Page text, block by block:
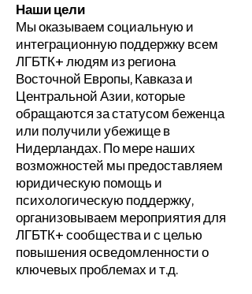
Наши цели
Мы оказываем социальную и
интеграционную поддержку всем
ЛГБТК+ людям из региона
Восточной Европы, Кавказа и
Центральной Азии, которые
обращаются за статусом беженца
или получили убежище в
Нидерландах. По мере наших
возможностей мы предоставляем
юридическую помощь и
психологическую поддержку,
организовываем мероприятия для
ЛГБТК+ сообщества и с целью
повышения осведомленности о
ключевых проблемах и т.д.